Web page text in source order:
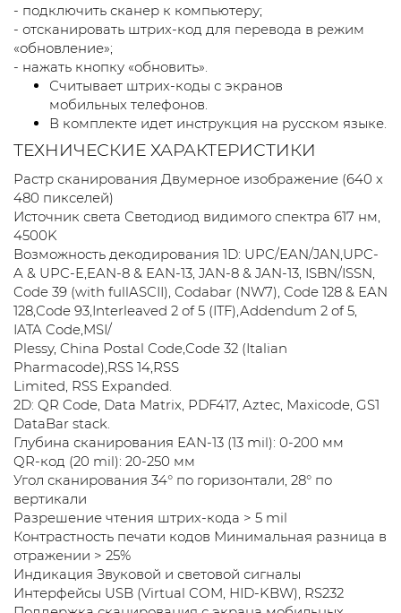
- подключить сканер к компьютеру;
- отсканировать штрих-код для перевода в режим
«обновление»;
- нажать кнопку «обновить».
Считывает штрих-коды с экранов
мобильных телефонов.
В комплекте идет инструкция на русском языке.
ТЕХНИЧЕСКИЕ ХАРАКТЕРИСТИКИ
Растр сканирования Двумерное изображение (640 х
480 пикселей)
Источник света Светодиод видимого спектра 617 нм,
4500K
Возможность декодирования 1D: UPC/EAN/JAN,UPC-
A & UPC-E,EAN-8 & EAN-13, JAN-8 & JAN-13, ISBN/ISSN,
Code 39 (with fullASCII), Codabar (NW7), Code 128 & EAN
128,Code 93,Interleaved 2 of 5 (ITF),Addendum 2 of 5,
IATA Code,MSI/
Plessy, China Postal Code,Code 32 (Italian
Pharmacode),RSS 14,RSS
Limited, RSS Expanded.
2D: QR Code, Data Matrix, PDF417, Aztec, Maxicode, GS1
DataBar stack.
Глубина сканирования EAN-13 (13 mil): 0-200 мм
QR-код (20 mil): 20-250 мм
Угол сканирования 34° по горизонтали, 28° по
вертикали
Разрешение чтения штрих-кода > 5 mil
Контрастность печати кодов Минимальная разница в
отражении > 25%
Индикация Звуковой и световой сигналы
Интерфейсы USB (Virtual COM, HID-KBW), RS232